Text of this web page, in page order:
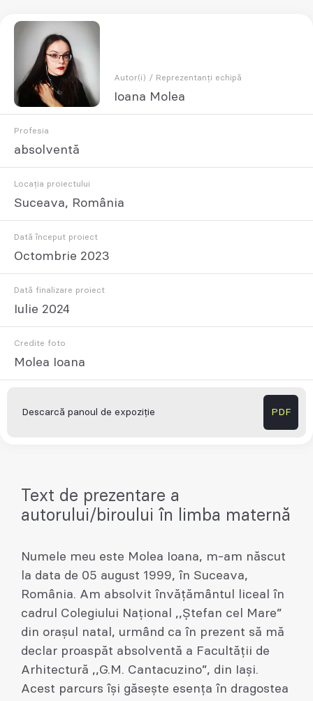
Autor(i) / Reprezentanți echipă
Ioana Molea
Profesia
absolventă
Locația proiectului
Suceava, România
Dată început proiect
Octombrie 2023
Dată finalizare proiect
Iulie 2024
Credite foto
Molea Ioana
Descarcă panoul de expoziție PDF
Text de prezentare a
autorului/biroului în limba maternă
Numele meu este Molea Ioana, m-am născut
la data de 05 august 1999, în Suceava,
România. Am absolvit învățământul liceal în
cadrul Colegiului Național ,,Ștefan cel Mare”
din orașul natal, urmând ca în prezent să mă
declar proaspăt absolventă a Facultății de
Arhitectură ,,G.M. Cantacuzino”, din Iași.
Acest parcurs își găsește esența în dragostea